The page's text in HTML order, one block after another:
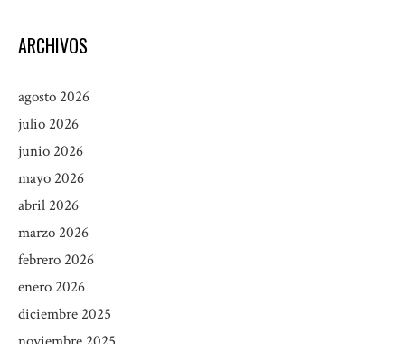
ARCHIVOS
agosto 2026
julio 2026
junio 2026
mayo 2026
abril 2026
marzo 2026
febrero 2026
enero 2026
diciembre 2025